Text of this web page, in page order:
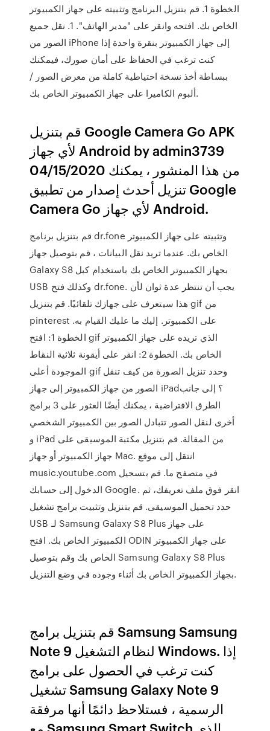
الخطوة 1. قم بتنزيل البرنامج وتثبيته على جهاز الكمبيوتر
الخاص بك. افتحه وانقر على "مدير الهاتف". 1. نقل جميع
الصور من iPhone إلى جهاز الكمبيوتر بنقرة واحدة إذا
كنت ترغب في الحفاظ على أمان صورك، فيمكنك
ببساطة أخذ نسخة احتياطية كاملة من معرض الصور /
ألبوم الكاميرا على جهاز الكمبيوتر الخاص بك.
قم بتنزيل Google Camera Go APK
لأي جهاز Android by admin3739
04/15/2020 من هذا المنشور ، يمكنك
تنزيل أحدث إصدار من تطبيق Google
Camera Go لأي جهاز Android.
قم بتنزيل برنامج dr.fone وتثبيته على جهاز الكمبيوتر
الخاص بك. عندما تريد نقل البيانات ، قم بتوصيل جهاز
Galaxy S8 بجهاز الكمبيوتر الخاص بك باستخدام كبل
USB وكذلك فتح dr.fone. يجب أن تنتظر عدة ثوان لأن
هذا سيتعرف على جهازك تلقائيًا. قم بتنزيل gif من
pinterest على الكمبيوتر. إليك ما عليك القيام به.
الخطوة 1: افتح gif الذي تريده على جهاز الكمبيوتر
الخاص بك. الخطوة 2: انقر على أيقونة ثلاثية النقاط
الموجودة أعلى gif وحدد تنزيل الصورة من كيف تنقل
الصور من جهاز الكمبيوتر إلى جهاز iPad؟ إلى جانب
الطرق الافتراضية ، يمكنك أيضًا العثور على 3 برامج
أخرى لنقل الصور تتبادل الصور بين الكمبيوتر الشخصي
و iPad من المقالة. قم بتنزيل مكتبة الموسيقى على
جهاز الكمبيوتر أو جهاز Mac. انتقل إلى موقع
music.youtube.com في متصفح ما. قم بتسجيل
الدخول إلى حسابك Google. انقر فوق ملف تعريفك، ثم
حدد تحميل الموسيقى. قم بتنزيل وتثبيت برامج تشغيل
USB لـ Samsung Galaxy S8 Plus على جهاز
الكمبيوتر الخاص بك. افتح ODIN على جهاز الكمبيوتر
الخاص بك وقم بتوصيل Samsung Galaxy S8 Plus
بجهاز الكمبيوتر الخاص بك أثناء وجوده في وضع التنزيل.
قم بتنزيل برامج Samsung Samsung
Note 9 لنظام التشغيل Windows. إذا
كنت ترغب في الحصول على برامج
تشغيل Samsung Galaxy Note 9
الرسمية ، فستلاحظ دائمًا أنها مرفقة